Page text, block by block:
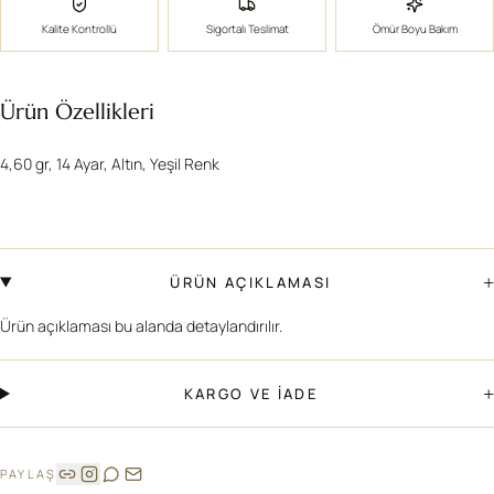
Kalite Kontrollü Sigortalı Teslimat Ömür Boyu Bakım
Ürün Özellikleri
4,60 gr, 14 Ayar, Altın, Yeşil Renk
ÜRÜN AÇIKLAMASI +
Ürün açıklaması bu alanda detaylandırılır.
KARGO VE İADE +
PAYLAŞ